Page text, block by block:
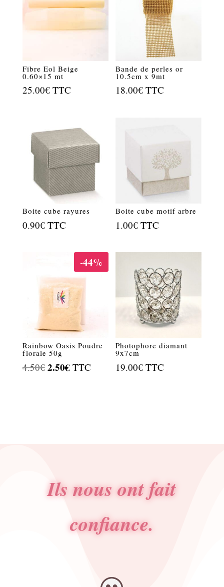
Fibre Eol Beige
0.60×15 mt
25.00€ TTC
Bande de perles or
10.5cm x 9mt
18.00€ TTC
Boite cube rayures
0.90€ TTC
Boite cube motif arbre
1.00€ TTC
-44%
Rainbow Oasis Poudre
florale 50g
4.50€ Le
2.50€Le
TTC
Photophore diamant
9x7cm
19.00€ TTC
Ils nous ont fait
confiance.